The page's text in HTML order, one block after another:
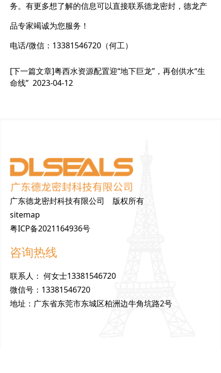
务。有更多想了解的信息可以直接联系德龙密封，德龙产
品专家竭诚为您服务！
电话/微信：13381546720（何工）
[下一篇文章]粤西水资源配置迎“地下巨龙”，再创供水“生
命线” 2023-04-12
广东德龙密封科技有限公司 版权所有
sitemap
粤ICP备2021164936号
咨询热线
联系人 ： 何女士13381546720
微信号 ： 13381546720
地址 ： 广东省东莞市东城区柏洲边牛角坑路2号